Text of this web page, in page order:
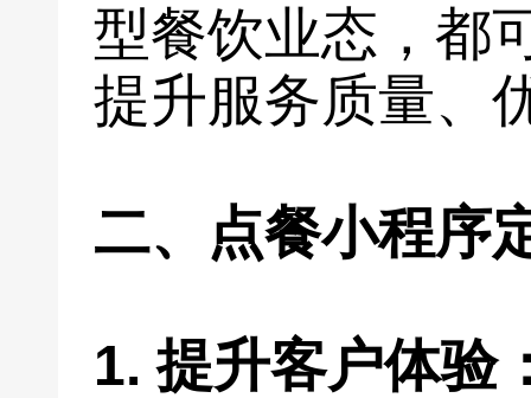
型餐饮业态，都
提升服务质量、
二、点餐小程序
1. 提升客户体验